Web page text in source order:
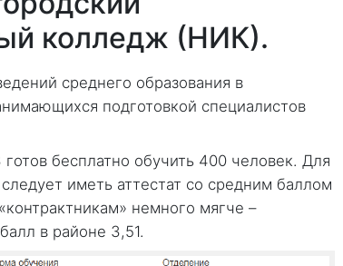
колледж (НИК).
среднего образования в
подготовкой специалистов
бесплатно обучить 400 человек. Для
иметь аттестат со средним баллом
немного мягче –
в районе 3,51.